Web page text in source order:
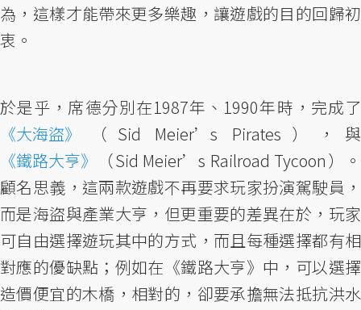
為，這樣才能帶來更多樂趣，讓遊戲的目的回歸初
衷。
於是乎，席德分別在1987年、1990年時，完成了
《大海盜》
（Sid Meier’s Pirates），與
《鐵路大亨》
（Sid Meier’s Railroad Tycoon）。
顧名思義，這兩款遊戲不再要求玩家扮演駕駛員，
而是海盜與產業大亨，但更重要的差異在於，玩家
可自由選擇遊玩其中的方式，而且每種選擇都有相
對應的優缺點；例如在《鐵路大亨》中，可以選擇
造價便宜的木橋，相對的，卻要承擔無法抵抗洪水